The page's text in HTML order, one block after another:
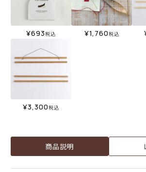
¥693税込 ¥1,760税込
¥3,300税込
商品説明